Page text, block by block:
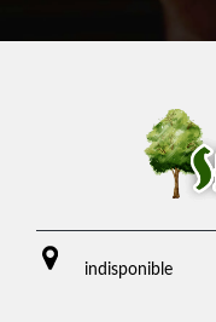
indisponible